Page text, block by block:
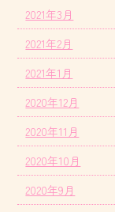
2021年3月
2021年2月
2021年1月
2020年12月
2020年11月
2020年10月
2020年9月